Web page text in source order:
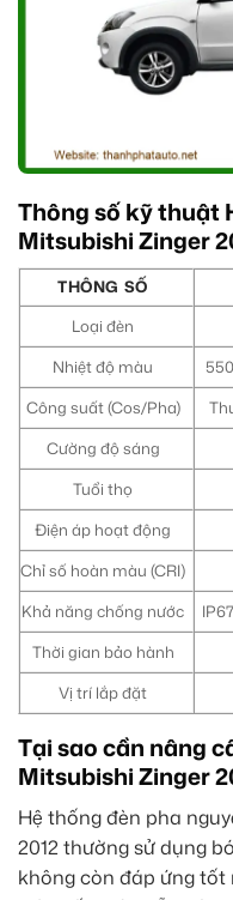
Thông số kỹ thuật
Mitsubishi Zinger
THÔNG SỐ
Loại đèn
Nhiệt độ màu
Công suất (Cos/Pha)
Cường độ sáng
Tuổi thọ
Điện áp hoạt động
Chỉ số hoàn màu (CRI)
Khả năng chống nước
Thời gian bảo hành
Vị trí lắp đặt
Tại sao cần nâng
Mitsubishi Zinger
Hệ thống đèn pha
2012 thường sử dụng
không còn đáp ứng tốt